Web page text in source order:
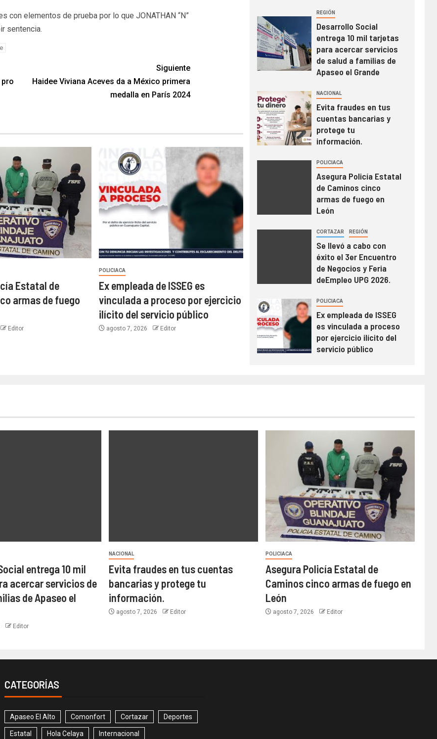
con elementos de prueba por lo que JONATHAN “N”
sentencia.
pro
Siguiente
Haidee Viviana Aceves da a México primera
medalla en París 2024
Estatal de
armas de fuego
Editor
POLICIACA
Ex empleada de ISSEG es
vinculada a proceso por ejercicio
ilícito del servicio público
agosto 7, 2026 Editor
REGIÓN
Desarrollo Social
entrega 10 mil tarjetas
para acercar servicios
de salud a familias de
Apaseo el Grande
NACIONAL
Evita fraudes en tus
cuentas bancarias y
protege tu
información.
POLICIACA
Asegura Policía Estatal
de Caminos cinco
armas de fuego en
León
CORTAZAR REGIÓN
Se llevó a cabo con
éxito el 3er Encuentro
de Negocios y Feria
deEmpleo UPG 2026.
POLICIACA
Ex empleada de ISSEG
es vinculada a proceso
por ejercicio ilícito del
servicio público
entrega 10 mil
acercar servicios de
de Apaseo el
Editor
NACIONAL
Evita fraudes en tus cuentas
bancarias y protege tu
información.
agosto 7, 2026 Editor
POLICIACA
Asegura Policía Estatal de
Caminos cinco armas de fuego en
León
agosto 7, 2026 Editor
CATEGORÍAS
Apaseo El Alto Comonfort Cortazar Deportes
Estatal Hola Celaya Internacional